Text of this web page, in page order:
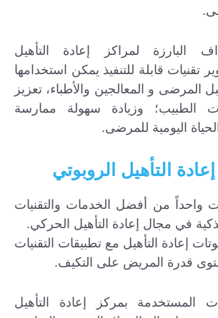
البارزة لمراكز إعادة التأهيل
تقنيات قابلة للتنفيذ يمكن استخدامها
المرضى و المعالجين والأطباء، تعزيز
الطبيب؛ وزيادة سهولة ممارسة
اليومية للمرضى.
التأهيل الروبوتي
واحداً من أفضل الخدمات والتقنيات
في مجال إعادة التأهيل الحركي.
إعادة التأهيل مع تطبيقات التقنيات
قدرة المريض على التكيف.
المستخدمة بمركز إعادة التأهيل